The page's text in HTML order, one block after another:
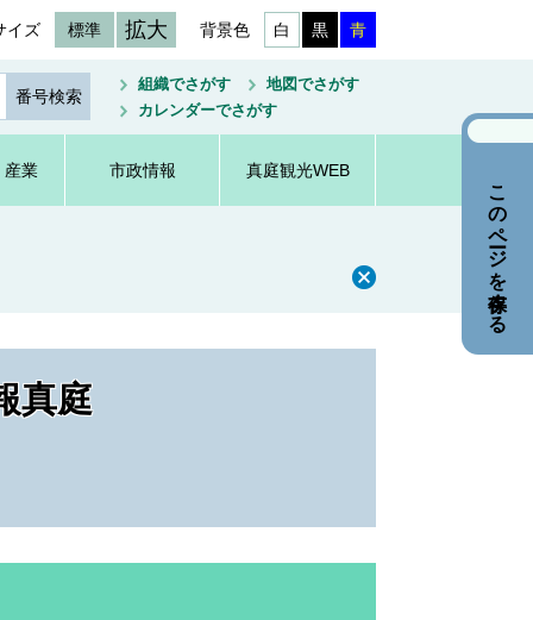
イズ 標準 拡大 背景色 白 黒 青
組織でさがす
地図でさがす
カレンダーでさがす
産業 市政情報 真庭観光WEB
真庭
このページを保存する